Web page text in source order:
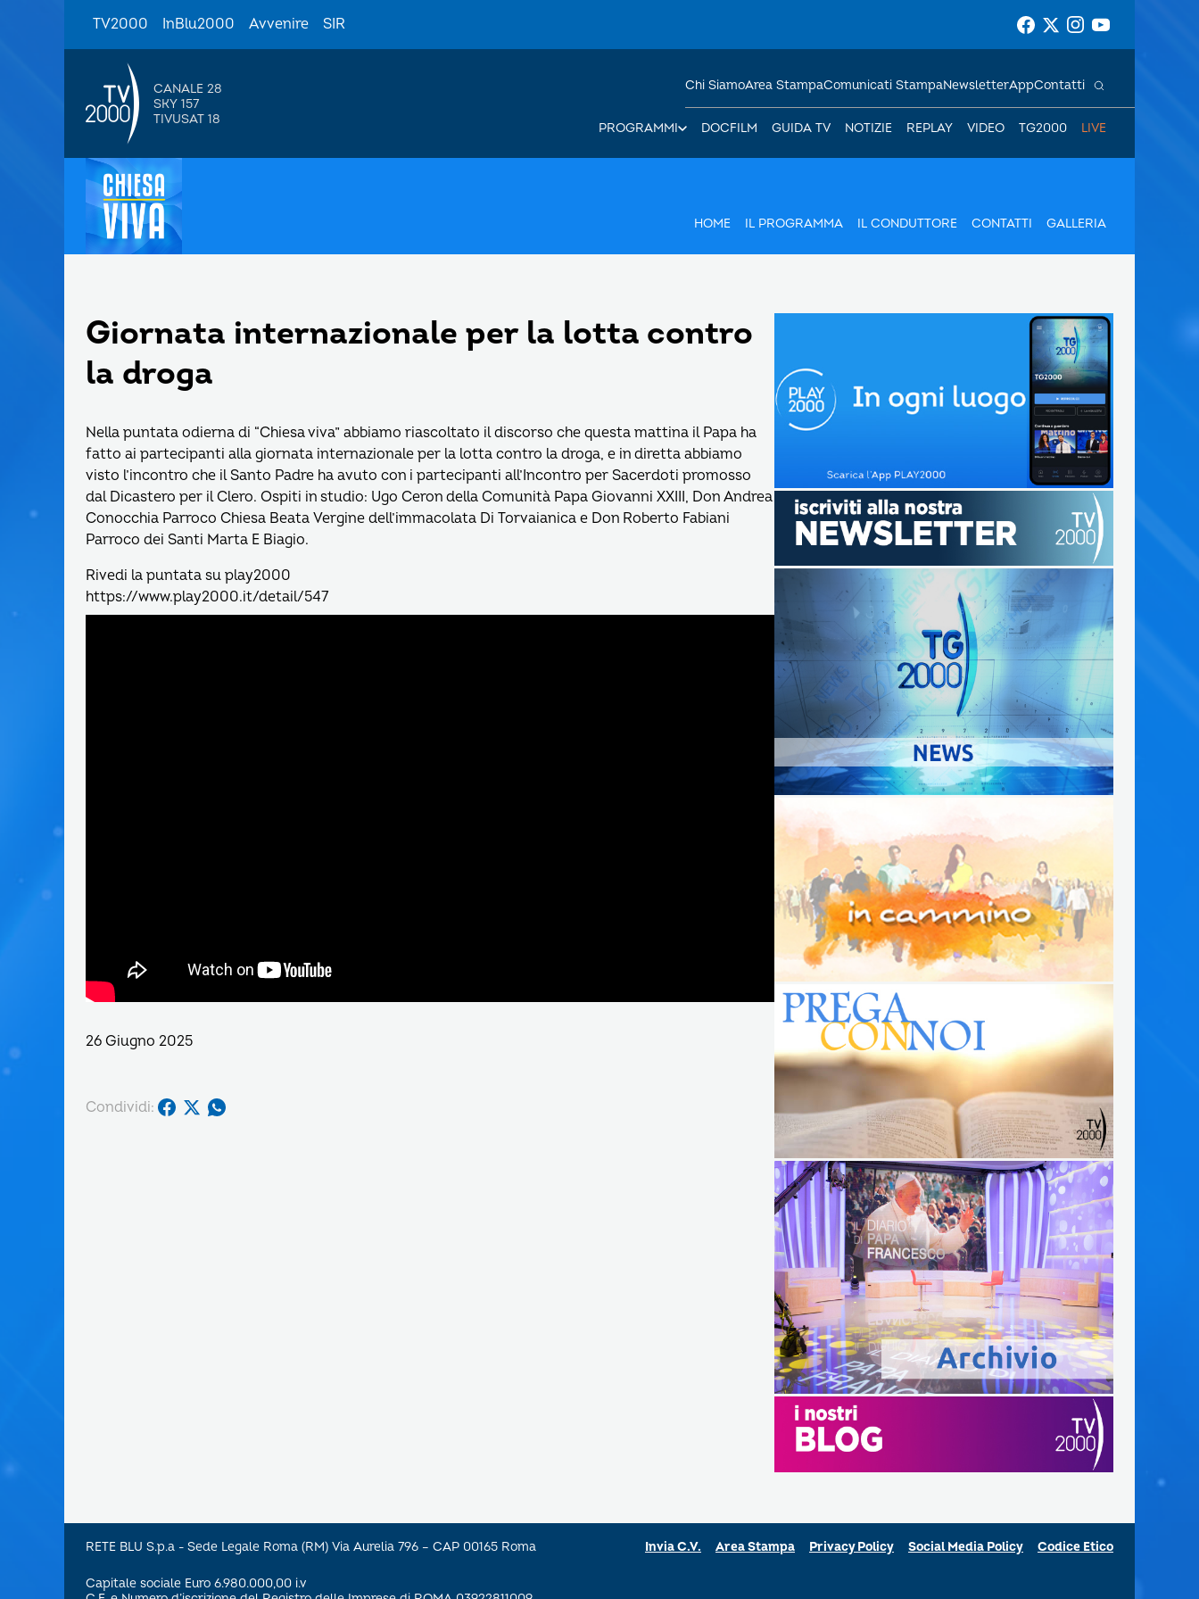
TV2000 InBlu2000 Avvenire SIR
CANALE 28
SKY 157
TIVUSAT 18
PROGRAMMI DOCFILM GUIDA TV NOTIZIE REPLAY VIDEO TG2000 LIVE
Chi SiamoArea StampaComunicati StampaNewsletterAppContatti
HOME IL PROGRAMMA IL CONDUTTORE CONTATTI GALLERIA
Giornata internazionale per la lotta contro
la droga
Nella puntata odierna di “Chiesa viva” abbiamo riascoltato il discorso che questa mattina il Papa ha
fatto ai partecipanti alla giornata internazionale per la lotta contro la droga, e in diretta abbiamo
visto l’incontro che il Santo Padre ha avuto con i partecipanti all’Incontro per Sacerdoti promosso
dal Dicastero per il Clero. Ospiti in studio: Ugo Ceron della Comunità Papa Giovanni XXIII, Don Andrea
Conocchia Parroco Chiesa Beata Vergine dell’immacolata Di Torvaianica e Don Roberto Fabiani
Parroco dei Santi Marta E Biagio.
Rivedi la puntata su play2000
https://www.play2000.it/detail/547
26 Giugno 2025
Condividi:
RETE BLU S.p.a - Sede Legale Roma (RM) Via Aurelia 796 – CAP 00165 Roma
Capitale sociale Euro 6.980.000,00 i.v
Invia C.V. Area Stampa Privacy Policy Social Media Policy Codice Etico